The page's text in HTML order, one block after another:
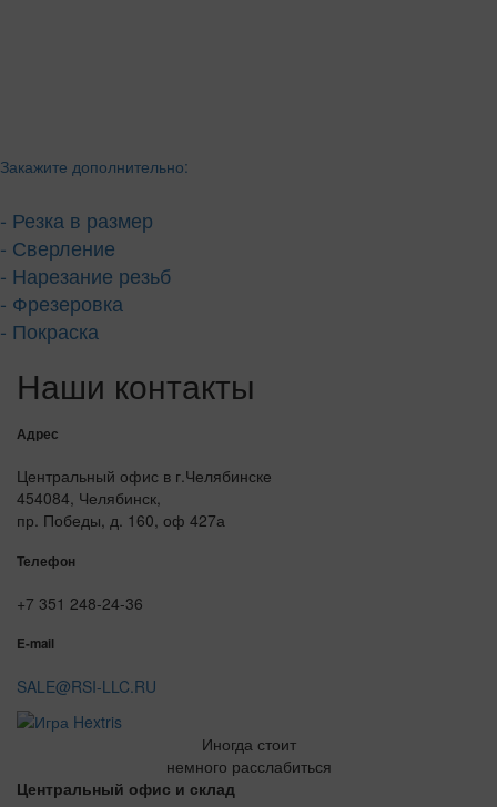
Закажите дополнительно:
- Резка в размер
- Сверление
- Нарезание резьб
- Фрезеровка
- Покраска
Наши контакты
Адрес
Центральный офис в г.Челябинске
454084, Челябинск,
пр. Победы, д. 160, оф 427а
Телефон
+7 351 248-24-36
E-mail
SALE@RSI-LLC.RU
Иногда стоит
немного расслабиться
Центральный офис и склад